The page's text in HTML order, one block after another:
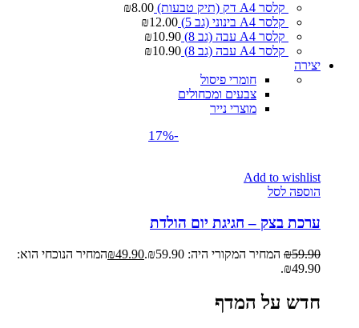
קלסר A4 דק (תיק טבעות) ₪8.00
קלסר A4 בינוני (גב 5)
₪12.00
קלסר A4 עבה (גב 8)
₪10.90
קלסר A4 עבה (גב 8)
₪10.90
יצירה
חומרי פיסול
צבעים ומכחולים
מוצרי נייר
-17%
Add to wishlist
הוספה לסל
ערכת בצק – חגיגת יום הולדת
₪59.90 המחיר המקורי היה: ₪59.90. ₪49.90
המחיר הנוכחי הוא:
₪49.90.
חדש על המדף